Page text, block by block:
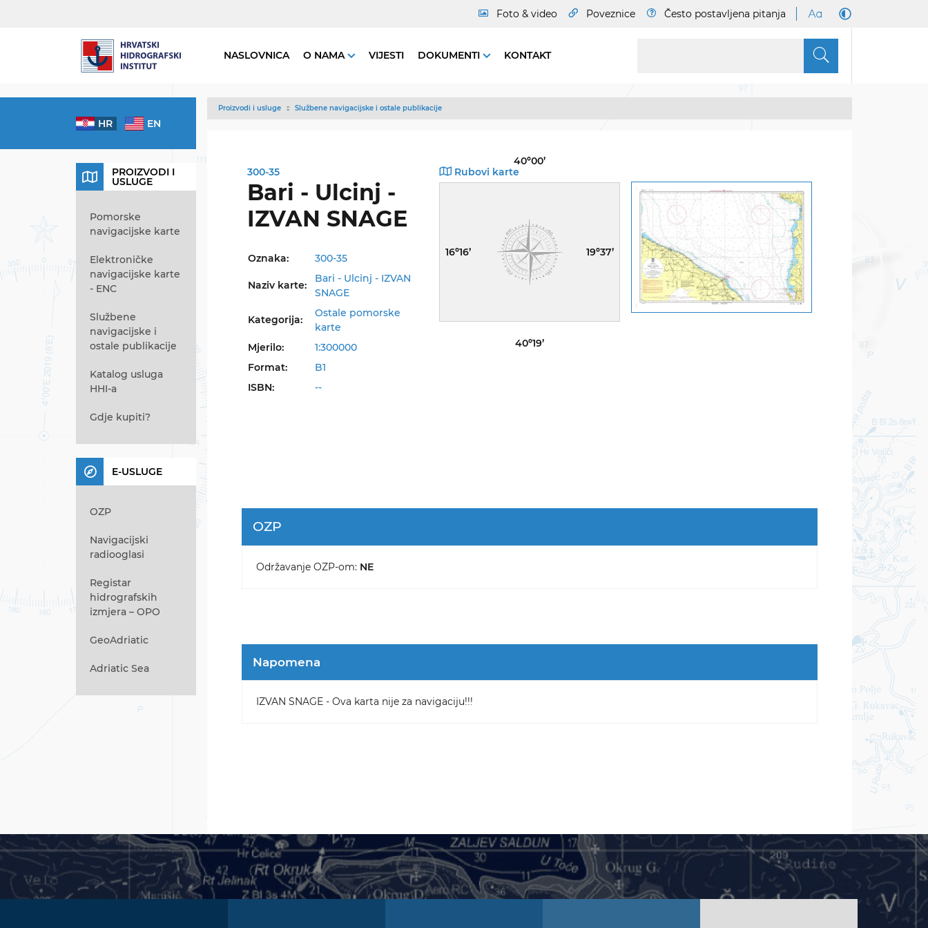
Foto & video Poveznice Često postavljena pitanja
NASLOVNICA O NAMA VIJESTI DOKUMENTI KONTAKT S
EN
HR
PROIZVODI I
USLUGE
Pomorske
navigacijske karte
Elektroničke
navigacijske karte
- ENC
Službene
navigacijske i
ostale publikacije
Katalog usluga
HHI-a
Gdje kupiti?
E-USLUGE
OZP
Navigacijski
radiooglasi
Registar
hidrografskih
izmjera – OPO
GeoAdriatic
Adriatic Sea
Proizvodi i usluge Službene navigacijske i ostale publikacije
300-35
Bari - Ulcinj -
IZVAN SNAGE
Oznaka: 300-35
Naziv karte:
Bari - Ulcinj - IZVAN
SNAGE
Kategorija:
Ostale pomorske
karte
Mjerilo:
1:300000
Format:
B1
ISBN:
--
Rubovi karte
40º00’
19º37’
40º19’
16º16’
OZP
Održavanje OZP-om: NE
Napomena
IZVAN SNAGE - Ova karta nije za navigaciju!!!